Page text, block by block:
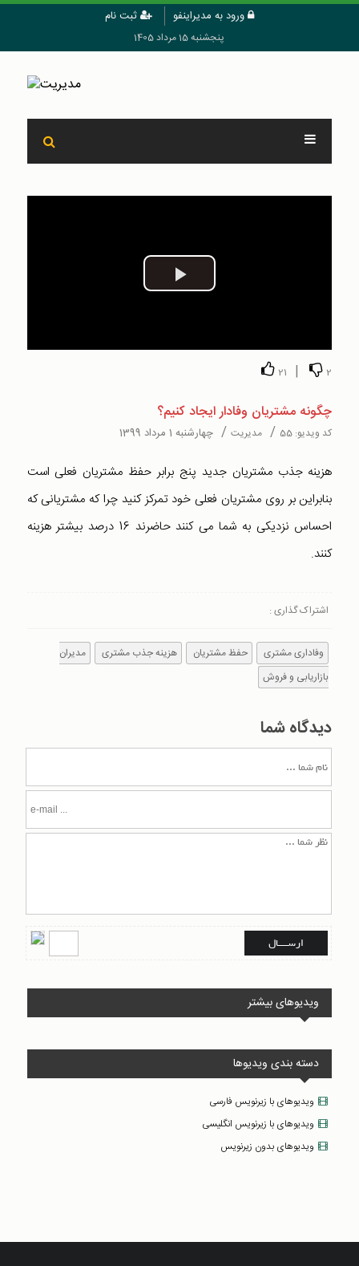
ورود به مدیراینفو ثبت نام
پنجشنبه 15 مرداد 1405
Play
2
|
21
چگونه مشتریان وفادار ایجاد کنیم؟
کد ویدیو: 55
/ مدیریت/ چهارشنبه 1 مرداد 1399
هزینه جذب مشتریان جدید پنج برابر حفظ مشتریان فعلی است
بنابراین بر روی مشتریان فعلی خود تمرکز کنید چرا که مشتریانی که
احساس نزدیکی به شما می کنند حاضرند 16 درصد بیشتر هزینه
کنند.
اشتراک گذاری :
وفاداری مشتری حفظ مشتریان هزینه جذب مشتری
مدیران
بازاریابی و فروش
دیدگاه شما
ویدیوهای بیشتر
دسته بندی ویدیوها
ویدیوهای با زیرنویس فارسی
ویدیوهای با زیرنویس انگلیسی
ویدیوهای بدون زیرنویس